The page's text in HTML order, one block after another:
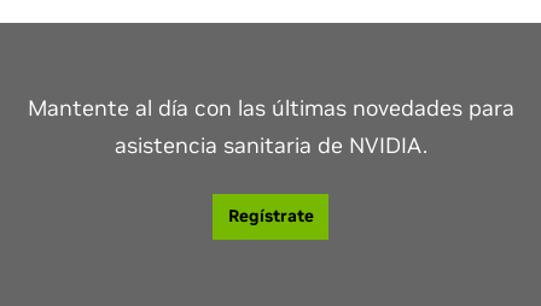
Mantente al día con las últimas novedades para
asistencia sanitaria de NVIDIA.
Regístrate